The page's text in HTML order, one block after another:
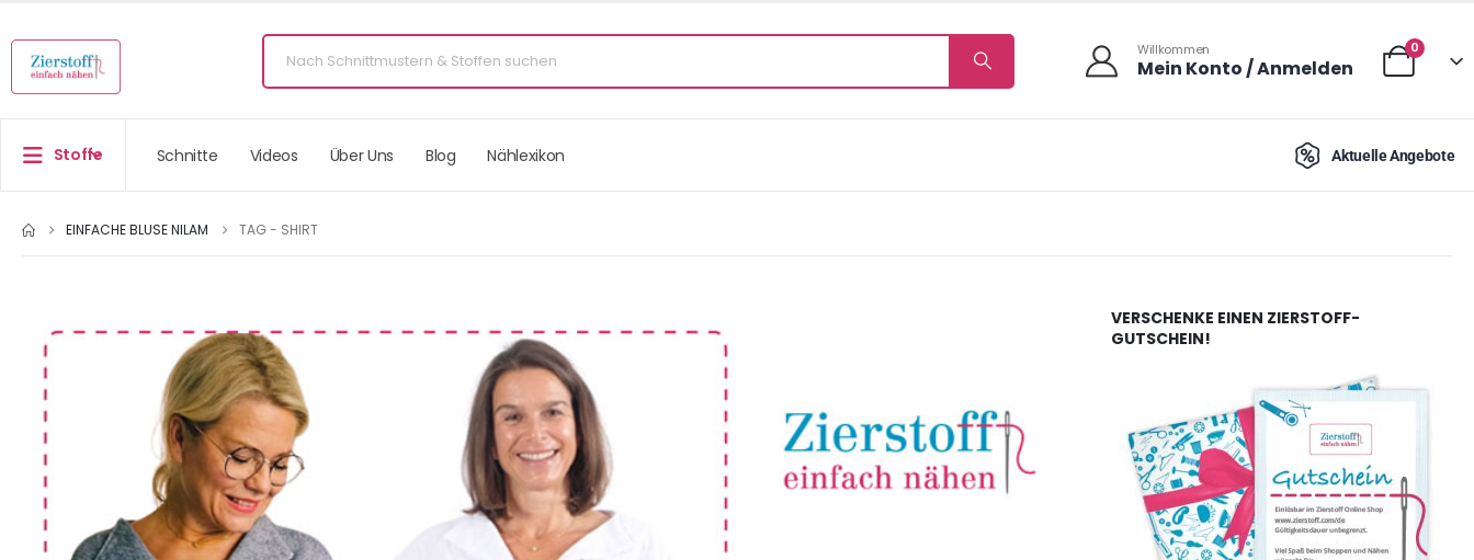
Willkommen
Mein Konto / Anmelden
0
Stoffe Schnitte Videos Über Uns Blog Nählexikon Aktuelle Angebote
EINFACHE BLUSE NILAM TAG - SHIRT
VERSCHENKE EINEN ZIERSTOFF-
GUTSCHEIN!